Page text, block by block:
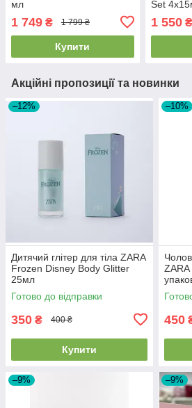
мл
1 749 ₴ 1 799 ₴
Купити
Set
1 550₴
Акційні пропозиції та новинки
–12%
Дитячий глітер для тіла ZARA
Frozen Disney Body Glitter
25мл
Готово до відправки
350 ₴ 400 ₴
Купити
–10%
450
–9% –9%